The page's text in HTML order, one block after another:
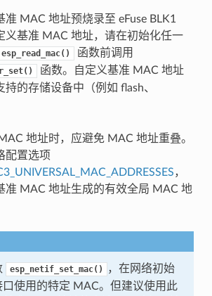
MAC 地址预烧录至 eFuse BLK1
义基准 MAC 地址，请在初始化任一
esp_read_mac() 函数前调用
函数。自定义基准 MAC 地址
持的存储设备中（例如 flash、
地址时，应避免 MAC 地址重叠。
配置选项
，
准 MAC 地址生成的有效全局 MAC 地
esp_netif_set_mac()
，在网络初始
使用的特定 MAC。但建议使用此